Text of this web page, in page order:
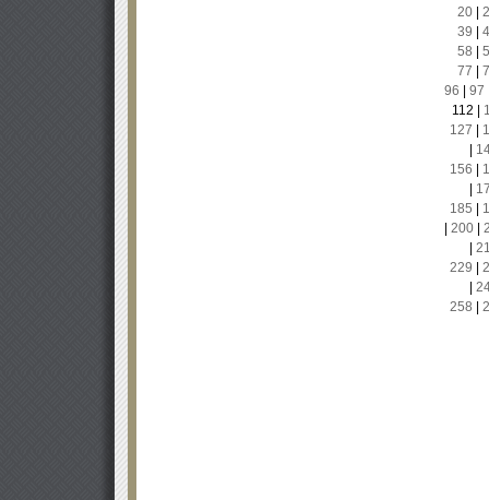
20|
39
58
77
96
97
112
127
156
185
200|
229
258